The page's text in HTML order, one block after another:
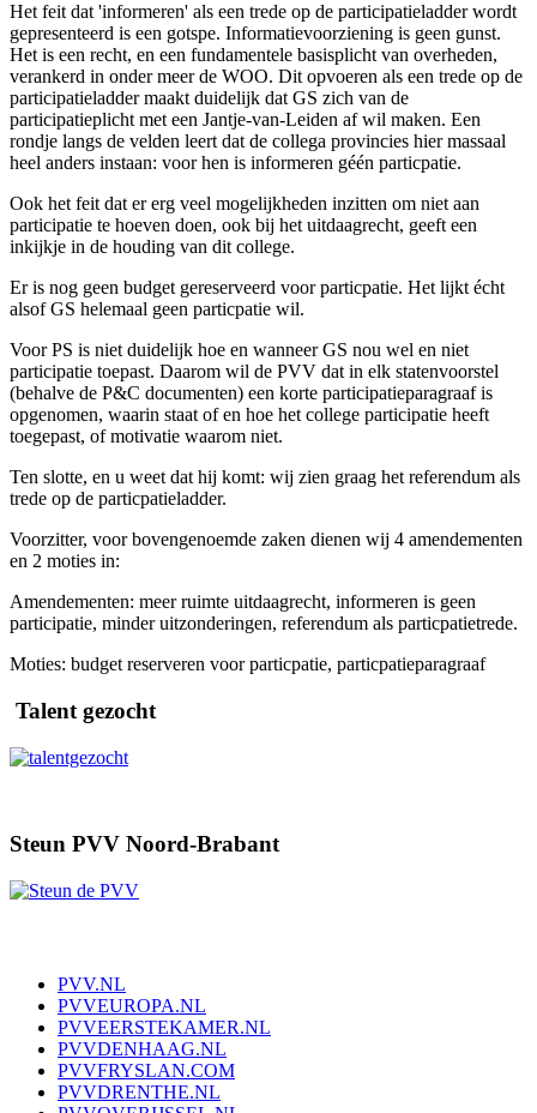
Het feit dat 'informeren' als een trede op de participatieladder wordt
gepresenteerd is een gotspe. Informatievoorziening is geen gunst.
Het is een recht, en een fundamentele basisplicht van overheden,
verankerd in onder meer de WOO. Dit opvoeren als een trede op de
participatieladder maakt duidelijk dat GS zich van de
participatieplicht met een Jantje-van-Leiden af wil maken. Een
rondje langs de velden leert dat de collega provincies hier massaal
heel anders instaan: voor hen is informeren géén particpatie.
Ook het feit dat er erg veel mogelijkheden inzitten om niet aan
participatie te hoeven doen, ook bij het uitdaagrecht, geeft een
inkijkje in de houding van dit college.
Er is nog geen budget gereserveerd voor particpatie. Het lijkt écht
alsof GS helemaal geen particpatie wil.
Voor PS is niet duidelijk hoe en wanneer GS nou wel en niet
participatie toepast. Daarom wil de PVV dat in elk statenvoorstel
(behalve de P&C documenten) een korte participatieparagraaf is
opgenomen, waarin staat of en hoe het college participatie heeft
toegepast, of motivatie waarom niet.
Ten slotte, en u weet dat hij komt: wij zien graag het referendum als
trede op de particpatieladder.
Voorzitter, voor bovengenoemde zaken dienen wij 4 amendementen
en 2 moties in:
Amendementen: meer ruimte uitdaagrecht, informeren is geen
participatie, minder uitzonderingen, referendum als particpatietrede.
Moties: budget reserveren voor particpatie, particpatieparagraaf
Talent gezocht
Steun PVV Noord-Brabant
PVV.NL
PVVEUROPA.NL
PVVEERSTEKAMER.NL
PVVDENHAAG.NL
PVVFRYSLAN.COM
PVVDRENTHE.NL